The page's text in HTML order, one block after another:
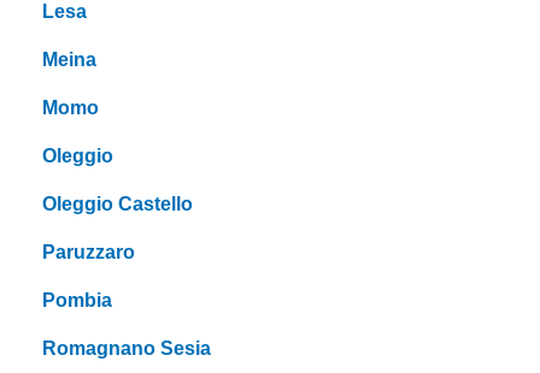
Lesa
Meina
Momo
Oleggio
Oleggio Castello
Paruzzaro
Pombia
Romagnano Sesia